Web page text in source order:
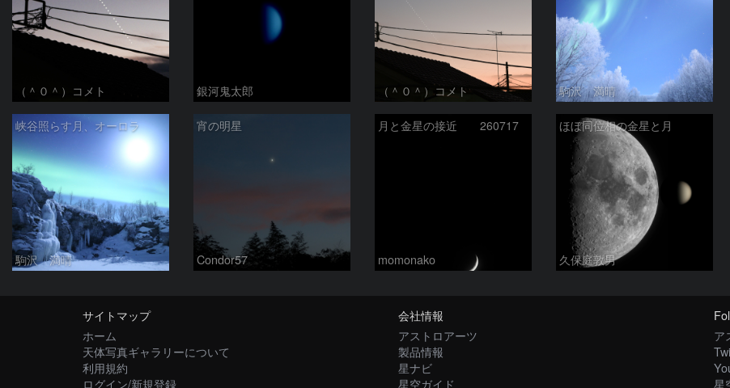
（＾０＾）コメト 銀河鬼太郎 （＾０＾）コメト 駒沢 満晴
峡谷照らす月、オーロラ
駒沢 満晴
宵の明星
Condor57
月と金星の接近 260717
momonako
ほぼ同位相の金星と月
久保庭敦男
サイトマップ
ホーム
天体写真ギャラリーについて
利用規約
ログイン/新規登録
会社情報
アストロアーツ
製品情報
星ナビ
星空ガイド
ア
星